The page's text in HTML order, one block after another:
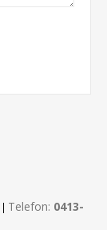
Telefon: 0413-